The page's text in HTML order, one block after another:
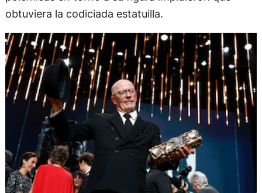
obtuviera la codiciada estatuilla.